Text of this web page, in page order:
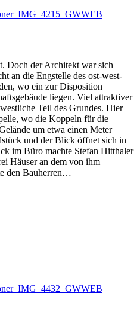
Doch der Architekt war sich
an die Engstelle des ost-west-
wo ein zur Disposition
liegen. Viel attraktiver
Teil des Grundes. Hier
wo die Koppeln für die
um etwa einen Meter
und der Blick öffnet sich in
im Büro machte Stefan Hitthaler
Häuser an dem von ihm
den Bauherren…